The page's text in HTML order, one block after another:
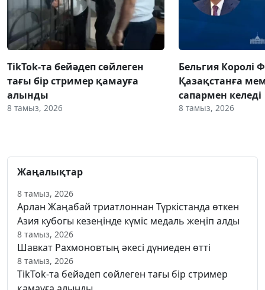
TikTok-та бейәдеп сөйлеген
тағы бір стример қамауға
алынды
8 тамыз, 2026
Бельгия Королі
Қазақстанға
сапармен келеді
8 тамыз, 2026
Жаңалықтар
8 тамыз, 2026
Арлан Жаңабай триатлоннан Түркістанда өткен
Азия кубогы кезеңінде күміс медаль жеңіп алды
8 тамыз, 2026
Шавкат Рахмоновтың әкесі дүниеден өтті
8 тамыз, 2026
TikTok-та бейәдеп сөйлеген тағы бір стример